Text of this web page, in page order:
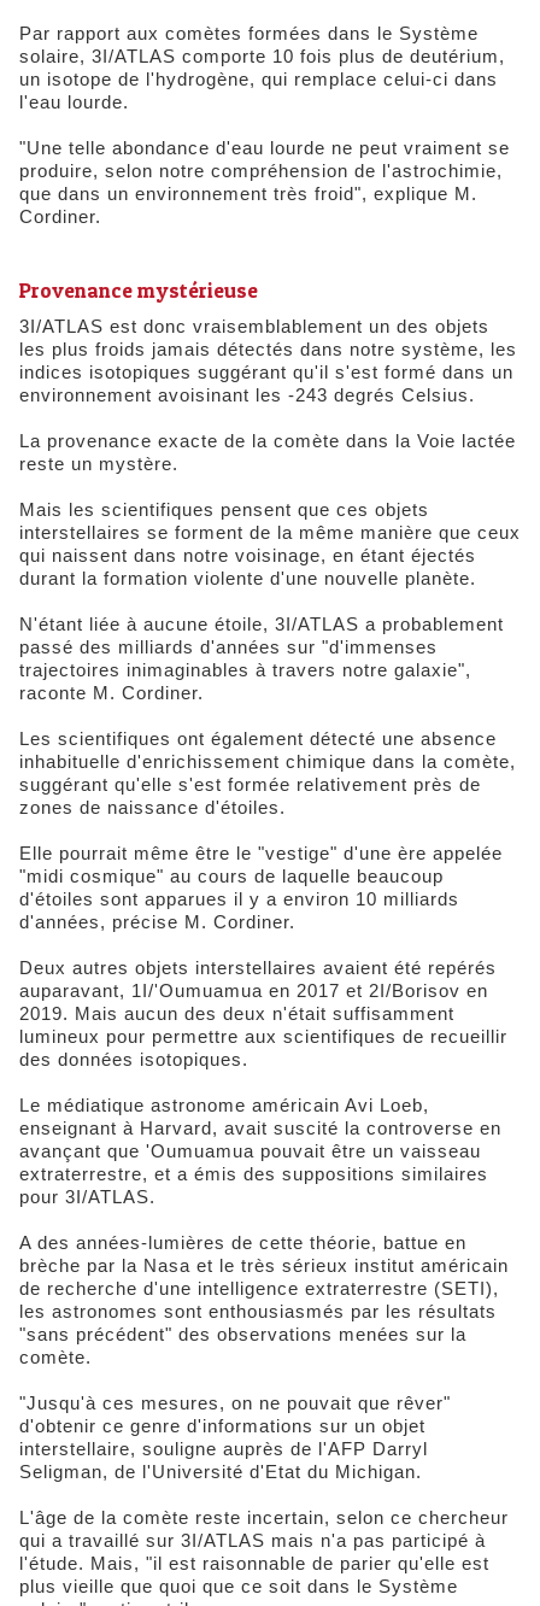
Par rapport aux comètes formées dans le Système
solaire, 3I/ATLAS comporte 10 fois plus de deutérium,
un isotope de l'hydrogène, qui remplace celui-ci dans
l'eau lourde.
"Une telle abondance d'eau lourde ne peut vraiment se
produire, selon notre compréhension de l'astrochimie,
que dans un environnement très froid", explique M.
Cordiner.
Provenance mystérieuse
3I/ATLAS est donc vraisemblablement un des objets
les plus froids jamais détectés dans notre système, les
indices isotopiques suggérant qu'il s'est formé dans un
environnement avoisinant les -243 degrés Celsius.
La provenance exacte de la comète dans la Voie lactée
reste un mystère.
Mais les scientifiques pensent que ces objets
interstellaires se forment de la même manière que ceux
qui naissent dans notre voisinage, en étant éjectés
durant la formation violente d'une nouvelle planète.
N'étant liée à aucune étoile, 3I/ATLAS a probablement
passé des milliards d'années sur "d'immenses
trajectoires inimaginables à travers notre galaxie",
raconte M. Cordiner.
Les scientifiques ont également détecté une absence
inhabituelle d'enrichissement chimique dans la comète,
suggérant qu'elle s'est formée relativement près de
zones de naissance d'étoiles.
Elle pourrait même être le "vestige" d'une ère appelée
"midi cosmique" au cours de laquelle beaucoup
d'étoiles sont apparues il y a environ 10 milliards
d'années, précise M. Cordiner.
Deux autres objets interstellaires avaient été repérés
auparavant, 1I/'Oumuamua en 2017 et 2I/Borisov en
2019. Mais aucun des deux n'était suffisamment
lumineux pour permettre aux scientifiques de recueillir
des données isotopiques.
Le médiatique astronome américain Avi Loeb,
enseignant à Harvard, avait suscité la controverse en
avançant que 'Oumuamua pouvait être un vaisseau
extraterrestre, et a émis des suppositions similaires
pour 3I/ATLAS.
A des années-lumières de cette théorie, battue en
brèche par la Nasa et le très sérieux institut américain
de recherche d'une intelligence extraterrestre (SETI),
les astronomes sont enthousiasmés par les résultats
"sans précédent" des observations menées sur la
comète.
"Jusqu'à ces mesures, on ne pouvait que rêver"
d'obtenir ce genre d'informations sur un objet
interstellaire, souligne auprès de l'AFP Darryl
Seligman, de l'Université d'Etat du Michigan.
L'âge de la comète reste incertain, selon ce chercheur
qui a travaillé sur 3I/ATLAS mais n'a pas participé à
l'étude. Mais, "il est raisonnable de parier qu'elle est
plus vieille que quoi que ce soit dans le Système